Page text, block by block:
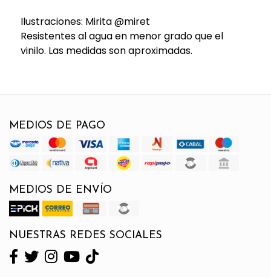
Ilustraciones: Mirita @miret
Resistentes al agua en menor grado que el
vinilo. Las medidas son aproximadas.
MEDIOS DE PAGO
MEDIOS DE ENVÍO
NUESTRAS REDES SOCIALES